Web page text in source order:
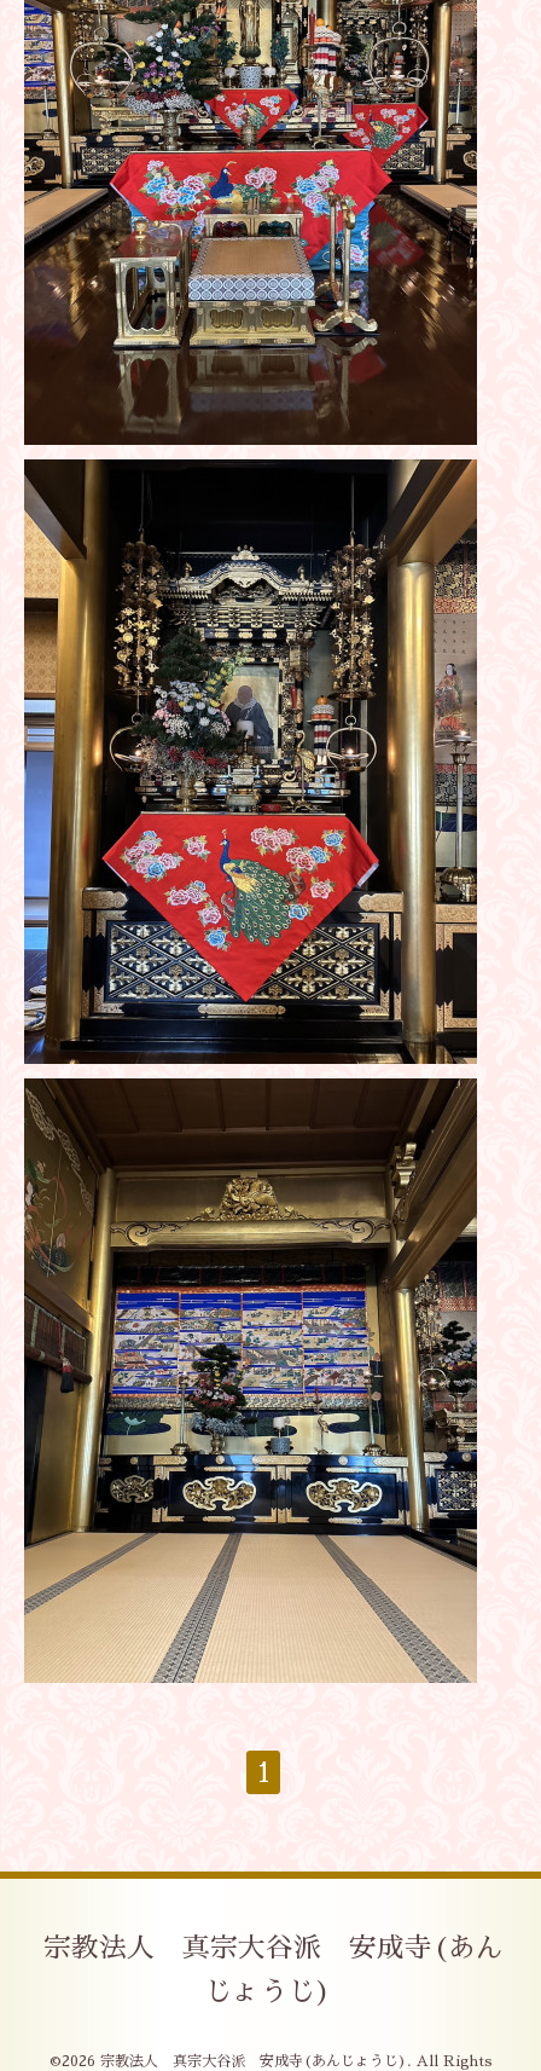
1
宗教法人 真宗大谷派 安成寺(あん
じょうじ)
©2026 宗教法人 真宗大谷派 安成寺(あんじょうじ) . All Rights